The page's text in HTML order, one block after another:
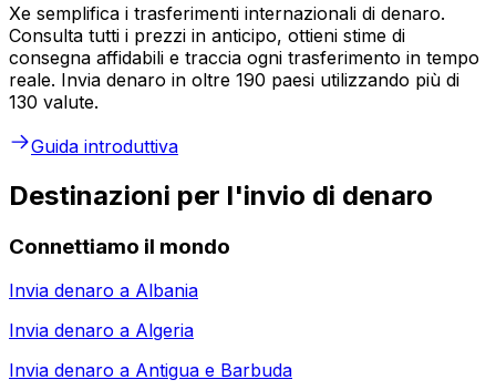
Xe semplifica i trasferimenti internazionali di denaro.
Consulta tutti i prezzi in anticipo, ottieni stime di
consegna affidabili e traccia ogni trasferimento in tempo
reale. Invia denaro in oltre 190 paesi utilizzando più di
130 valute.
Guida introduttiva
Destinazioni per l'invio di denaro
Connettiamo il mondo
Invia denaro a Albania
Invia denaro a Algeria
Invia denaro a Antigua e Barbuda